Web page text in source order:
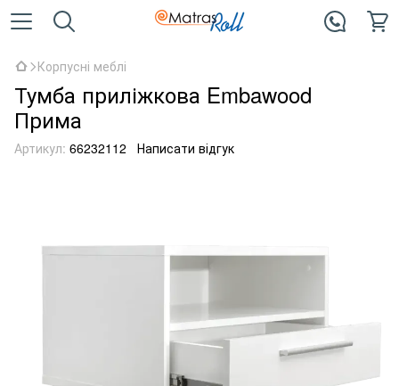
Корпусні меблі
Тумба приліжкова Embawood
Прима
Артикул: 66232112 Написати відгук